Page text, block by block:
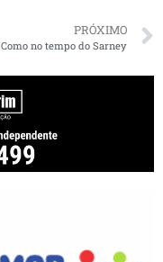
PRÓXIMO
Como no tempo do Sarney